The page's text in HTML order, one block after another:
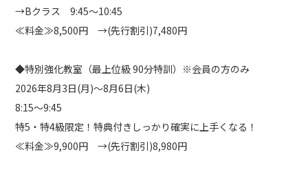
→Bクラス 9:45～10:45
≪料金≫8,500円 →(先行割引)7,480円
◆特別強化教室（最上位級 90分特訓）※会員の方のみ
2026年8月3日(月)～8月6日(木)
8:15～9:45
特5・特4級限定！特典付きしっかり確実に上手くなる！
≪料金≫9,900円 →(先行割引)8,980円